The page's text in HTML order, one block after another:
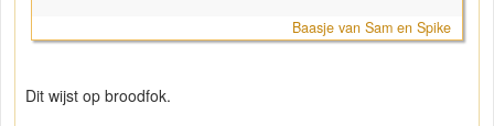
Baasje van Sam en Spike
Dit wijst op broodfok.